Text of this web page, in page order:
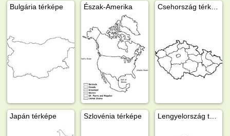
Bulgária térképe Észak-Amerika
Japán térképe Szlovénia térképe